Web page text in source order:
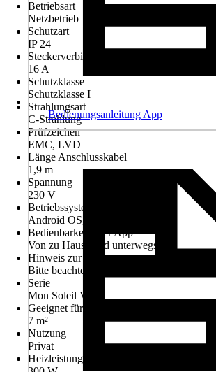
Betriebsart
Netzbetrieb
Schutzart
IP 24
Steckerverbindung für
16 A
Schutzklasse
Schutzklasse I
Strahlungsart
C-Strahlung
Prüfzeichen
EMC, LVD
Länge Anschlusskabel
1,9 m
Spannung
230 V
Betriebssystem
Android OS, iOS
Bedienbarkeit über App
Von zu Hause und unterwegs
Hinweis zur Entsorgung
Bitte beachte die Hinweise zur Entsorgung
Serie
Mon Soleil Verre
Geeignet für Räume bis zu
7 m²
Nutzung
Privat
Heizleistung
Bedienungsanleitung App